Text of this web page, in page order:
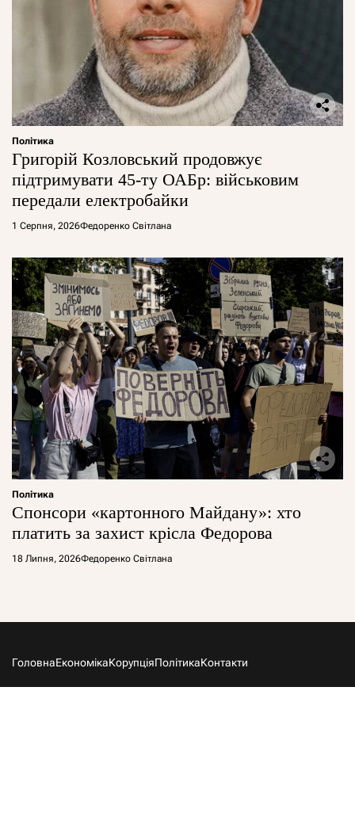
Політика
Григорій Козловський продовжує
підтримувати 45-ту ОАБр: військовим
передали електробайки
1 Серпня, 2026Федоренко Світлана
Політика
Спонсори «картонного Майдану»: хто
платить за захист крісла Федорова
18 Липня, 2026Федоренко Світлана
ГоловнаЕкономікаКорупціяПолітикаКонтакти